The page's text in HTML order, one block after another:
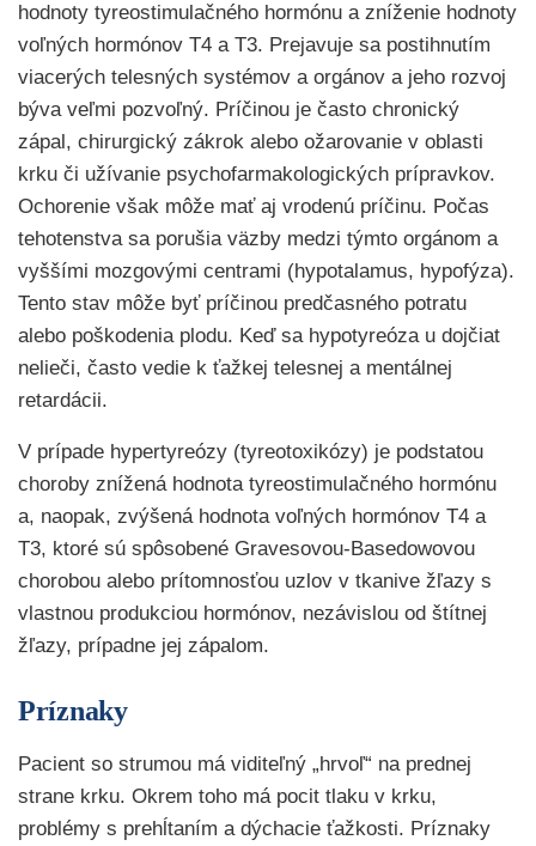
hodnoty tyreostimulačného hormónu a zníženie hodnoty
voľných hormónov T4 a T3. Prejavuje sa postihnutím
viacerých telesných systémov a orgánov a jeho rozvoj
býva veľmi pozvoľný. Príčinou je často chronický
zápal, chirurgický zákrok alebo ožarovanie v oblasti
krku či užívanie psychofarmakologických prípravkov.
Ochorenie však môže mať aj vrodenú príčinu. Počas
tehotenstva sa porušia väzby medzi týmto orgánom a
vyššími mozgovými centrami (hypotalamus, hypofýza).
Tento stav môže byť príčinou predčasného potratu
alebo poškodenia plodu. Keď sa hypotyreóza u dojčiat
nelieči, často vedie k ťažkej telesnej a mentálnej
retardácii.
V prípade hypertyreózy (tyreotoxikózy) je podstatou
choroby znížená hodnota tyreostimulačného hormónu
a, naopak, zvýšená hodnota voľných hormónov T4 a
T3, ktoré sú spôsobené Gravesovou-Basedowovou
chorobou alebo prítomnosťou uzlov v tkanive žľazy s
vlastnou produkciou hormónov, nezávislou od štítnej
žľazy, prípadne jej zápalom.
Príznaky
Pacient so strumou má viditeľný „hrvoľ“ na prednej
strane krku. Okrem toho má pocit tlaku v krku,
problémy s prehĺtaním a dýchacie ťažkosti. Príznaky